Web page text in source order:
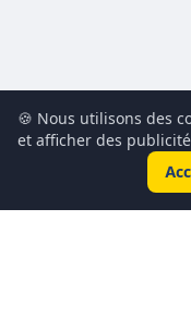
🍪 Nous utilisons des
et afficher des